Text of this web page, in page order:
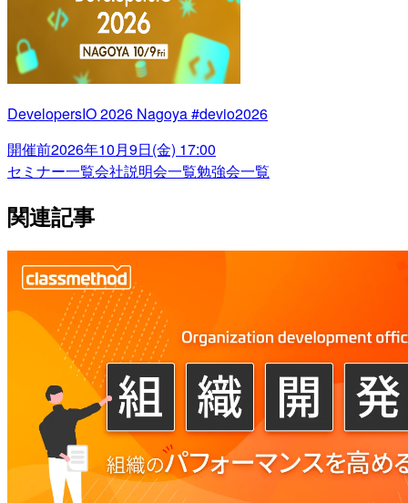
DevelopersIO 2026 Nagoya #devio2026
開催前2026年10月9日(金) 17:00
セミナー一覧会社説明会一覧勉強会一覧
関連記事